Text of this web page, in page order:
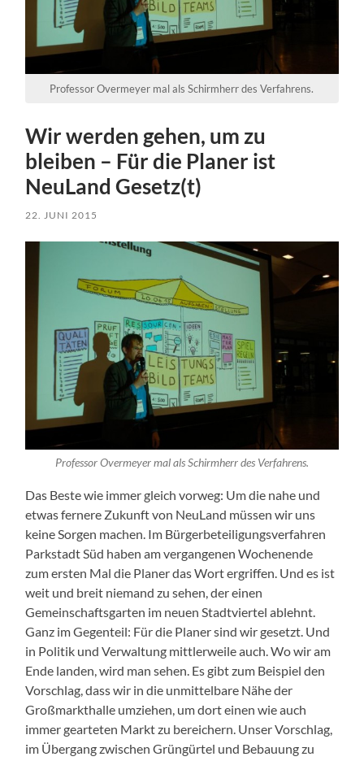
Professor Overmeyer mal als Schirmherr des Verfahrens.
Wir werden gehen, um zu
bleiben – Für die Planer ist
NeuLand Gesetz(t)
22. JUNI 2015
Professor Overmeyer mal als Schirmherr des Verfahrens.
Das Beste wie immer gleich vorweg: Um die nahe und
etwas fernere Zukunft von NeuLand müssen wir uns
keine Sorgen machen. Im Bürgerbeteiligungsverfahren
Parkstadt Süd haben am vergangenen Wochenende
zum ersten Mal die Planer das Wort ergriffen. Und es ist
weit und breit niemand zu sehen, der einen
Gemeinschaftsgarten im neuen Stadtviertel ablehnt.
Ganz im Gegenteil: Für die Planer sind wir gesetzt. Und
in Politik und Verwaltung mittlerweile auch. Wo wir am
Ende landen, wird man sehen. Es gibt zum Beispiel den
Vorschlag, dass wir in die unmittelbare Nähe der
Großmarkthalle umziehen, um dort einen wie auch
immer gearteten Markt zu bereichern. Unser Vorschlag,
im Übergang zwischen Grüngürtel und Bebauung zu